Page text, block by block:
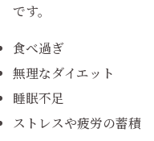
です。
食べ過ぎ
無理なダイエット
睡眠不足
ストレスや疲労の蓄積